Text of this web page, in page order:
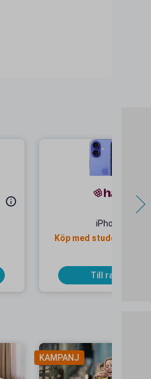
iPhone 16
Köp med
Till rabatten
KAMPANJ